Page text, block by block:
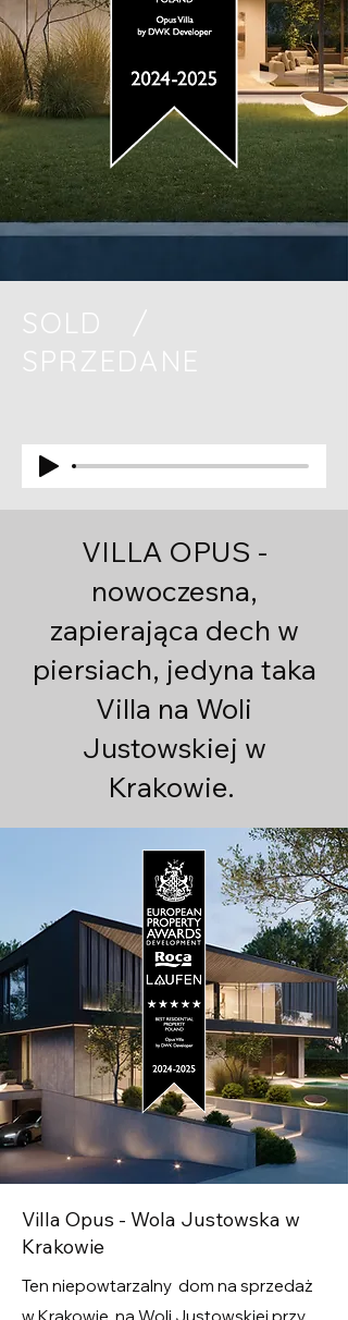
SOLD /
SPRZEDANE
VILLA OPUS -
nowoczesna,
zapierająca dech w
piersiach, jedyna taka
Villa na Woli
Justowskiej w
Krakowie.
Villa Opus - Wola Justowska w
Krakowie
Ten niepowtarzalny dom na sprzedaż